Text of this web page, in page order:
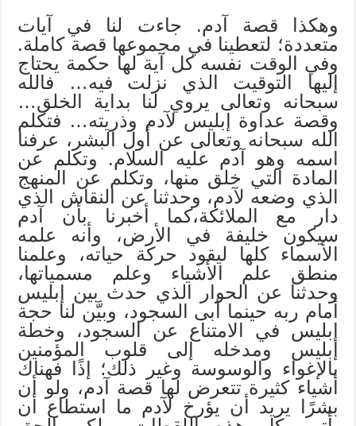
وهكذا قصة آدم. جاءت لنا في آيات
متعددة؛ لتعطينا في مجموعها قصة كاملة.
وفي الوقت نفسه كل آية لها حكمة يحتاج
إليها التوقيت الذي نزلت فيه… فالله
سبحانه وتعالى يروي لنا بداية الخلق…
وقصة عداوة إبليس لآدم وذريته… فتكلم
الله سبحانه وتعالى عن أول البشر، عرفنا
اسمه وهو آدم عليه السلام. وتكلم عن
المادة التي خلق منها، وتكلم عن المنهج
الذي وضعه لآدم، وحدثنا عن النقاش الذي
دار مع الملائكة،كما أخبرنا بأن آدم
سيكون خليفة في الأرض، وأنه علمه
الأسماء كلها ليقود حركة حياته، وعلمنا
منطق علم الأشياء وعلم مسمياتها،
وحدثنا عن الحوار الذي حدث بين إبليس
أمام ربه حينما أبى السجود، وبيَّن لنا حجة
إبليس في الامتناع عن السجود، وخطة
إبليس ومدخله إلى قلوب المؤمنين
بالإغواء والوسوسة وغير ذلك؛ إذًا فهناك
أشياء كثيرة تتعرض لها قصة آدم، ولو أن
بشرًا يريد أن يؤرخ لآدم ما استطاع أن